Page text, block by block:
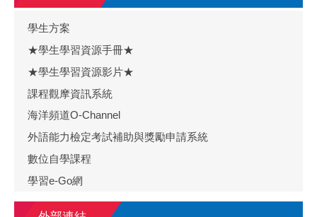
學生方案
★學生學習資源手冊★
★學生學習資源影片★
課程觀摩資訊系統
海洋頻道O-Channel
外語能力檢定考試補助與獎勵申請系統
數位自學課程
學習e-Go網